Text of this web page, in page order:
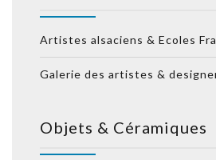
Artistes alsaciens & Ecoles
Galerie des artistes &
Objets & Céramiques